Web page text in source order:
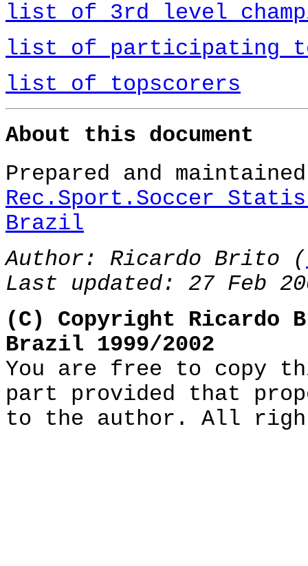
list of 3rd level
list of participating
list of topscorers
About this document
Prepared and
Rec.Sport.Soccer
Brazil
Author: Ricardo Brito (
Last updated: 27 Feb
(C) Copyright Ricardo
Brazil 1999/2002
You are free to copy
part provided that
to the author. All